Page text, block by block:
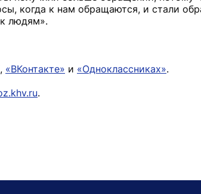
когда к нам обращаются, и стали
людям».
, «ВКонтакте» и «Одноклассниках».
.